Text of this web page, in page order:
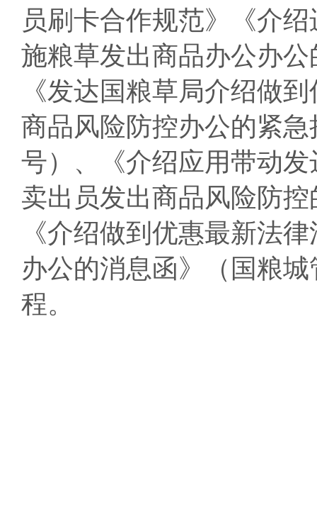
员刷卡合作规范》《介
施粮草发出商品办公办
《发达国粮草局介绍做
商品风险防控办公的紧
号）、《介绍应用带动
卖出员发出商品风险防
《介绍做到优惠最新法
办公的消息函》（国粮
程。